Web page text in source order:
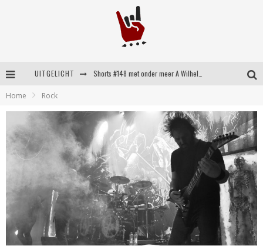
UITGELICHT
Britse emorockers van Basement maken tweede comeback met het indrukwekkende ‘Wired’
Shorts #149 met onder meer No Cure, Eva Under Fire, The Hu en Sleeping With Sirens
Home Rock